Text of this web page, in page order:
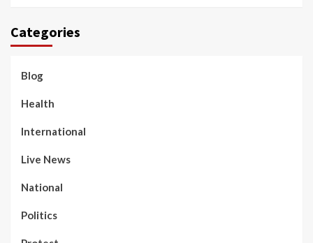
Categories
Blog
Health
International
Live News
National
Politics